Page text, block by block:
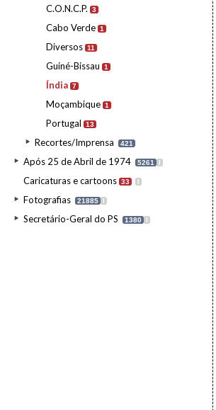
C.O.N.C.P. 3
Cabo Verde 1
Diversos 11
Guiné-Bissau 1
Índia 7
Moçambique 1
Portugal 13
Recortes/Imprensa 421
Após 25 de Abril de 1974 5261 I
Caricaturas e cartoons 33 I
Fotografias 21885 I
Secretário-Geral do PS 1380 I